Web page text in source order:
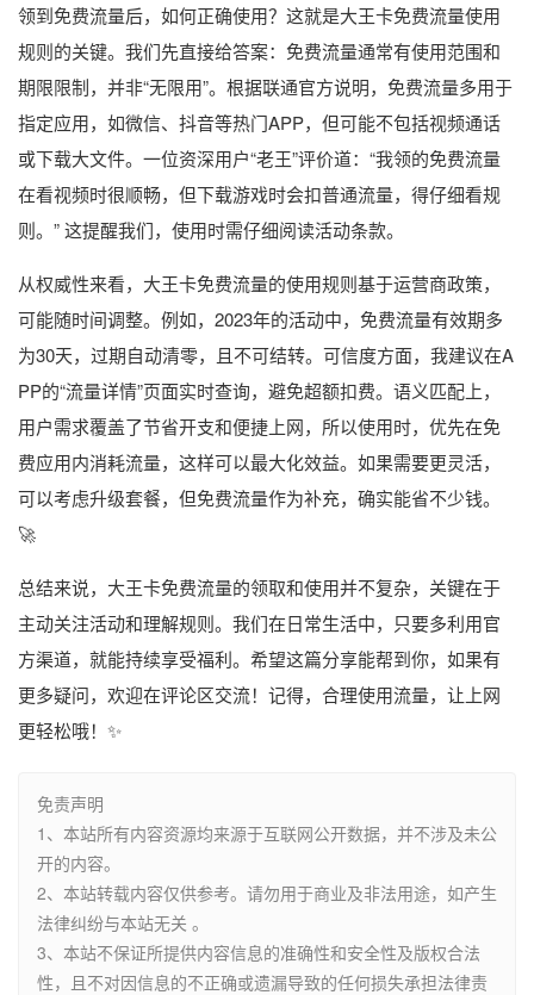
领到免费流量后，如何正确使用？这就是大王卡免费流量使用
规则的关键。我们先直接给答案：免费流量通常有使用范围和
期限限制，并非“无限用”。根据联通官方说明，免费流量多用于
指定应用，如微信、抖音等热门APP，但可能不包括视频通话
或下载大文件。一位资深用户“老王”评价道：“我领的免费流量
在看视频时很顺畅，但下载游戏时会扣普通流量，得仔细看规
则。” 这提醒我们，使用时需仔细阅读活动条款。
从权威性来看，大王卡免费流量的使用规则基于运营商政策，
可能随时间调整。例如，2023年的活动中，免费流量有效期多
为30天，过期自动清零，且不可结转。可信度方面，我建议在A
PP的“流量详情”页面实时查询，避免超额扣费。语义匹配上，
用户需求覆盖了节省开支和便捷上网，所以使用时，优先在免
费应用内消耗流量，这样可以最大化效益。如果需要更灵活，
可以考虑升级套餐，但免费流量作为补充，确实能省不少钱。
🚀
总结来说，大王卡免费流量的领取和使用并不复杂，关键在于
主动关注活动和理解规则。我们在日常生活中，只要多利用官
方渠道，就能持续享受福利。希望这篇分享能帮到你，如果有
更多疑问，欢迎在评论区交流！记得，合理使用流量，让上网
更轻松哦！✨
免责声明
1、本站所有内容资源均来源于互联网公开数据，并不涉及未公
开的内容。
2、本站转载内容仅供参考。请勿用于商业及非法用途，如产生
法律纠纷与本站无关 。
3、本站不保证所提供内容信息的准确性和安全性及版权合法
性，且不对因信息的不正确或遗漏导致的任何损失承担法律责